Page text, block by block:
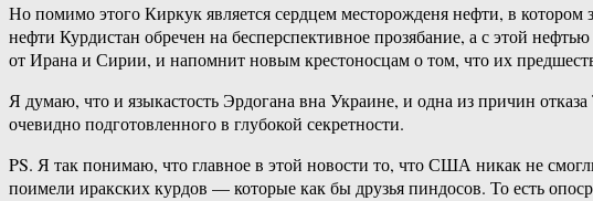
Но помимо этого Киркук является сердцем месторожденя нефти, в
нефти Курдистан обречен на бесперспективное прозябание, а с этой
от Ирана и Сирии, и напомнит новым крестоносцам о том, что их
Я думаю, что и языкастость Эрдогана вна Украине, и одна из причин
очевидно подготовленного в глубокой секретности.
PS. Я так понимаю, что главное в этой новости то, что США никак не
поимели иракских курдов — которые как бы друзья пиндосов. То есть